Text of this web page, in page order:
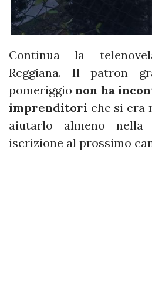
Continua la
Reggiana. Il patron
pomeriggionon ha
imprenditori che si era
aiutarlo almeno
iscrizione al prossimo